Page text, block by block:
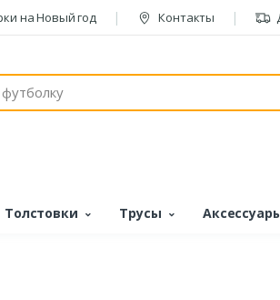
на Новый год Контакты
Толстовки Трусы